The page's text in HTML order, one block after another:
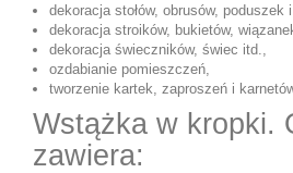
dekoracja stołów, obrusów, poduszek i
dekoracja stroików, bukietów,
dekoracja świeczników, świec itd.,
ozdabianie pomieszczeń,
tworzenie kartek, zaproszeń i
Wstążka w kropki.
zawiera: